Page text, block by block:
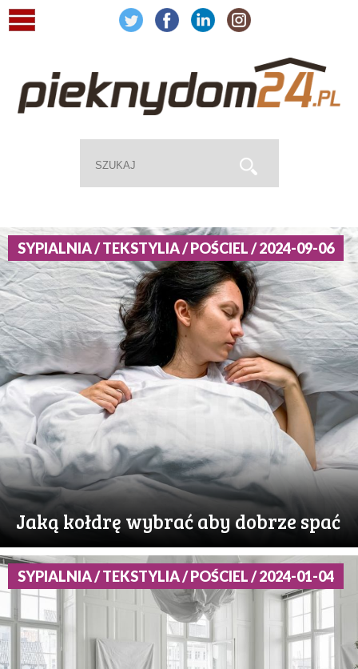
SYPIALNIA / TEKSTYLIA / POŚCIEL / 2024-09-06
Jaką kołdrę wybrać aby dobrze spać
SYPIALNIA / TEKSTYLIA / POŚCIEL / 2024-01-04